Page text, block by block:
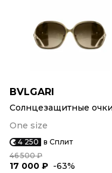
BVLGARI
Солнцезащитные очки
One size
4 250 в Сплит
46 500 ₽
17 000 ₽ -63%